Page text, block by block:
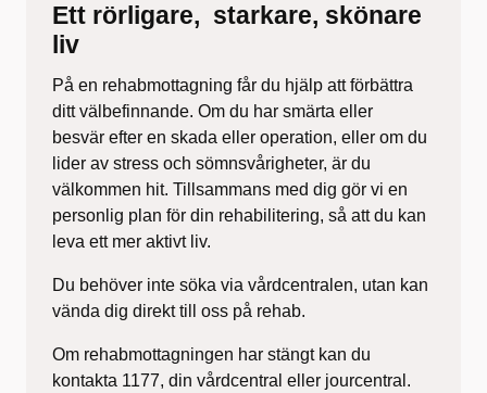
Ett rörligare, ​ starkare, skönare
liv​
På en rehabmottagning får du hjälp att förbättra
ditt välbefinnande. Om du har smärta eller
besvär efter en skada eller operation, eller om du
lider av stress och sömnsvårigheter, är du
välkommen hit. Tillsammans med dig gör vi en
personlig plan för din rehabilitering, så att du kan
leva ett mer aktivt liv.
Du behöver inte söka via vårdcentralen, utan kan
vända dig direkt till oss på rehab.
Om rehabmottagningen har stängt kan du
kontakta 1177, din vårdcentral eller jourcentral.